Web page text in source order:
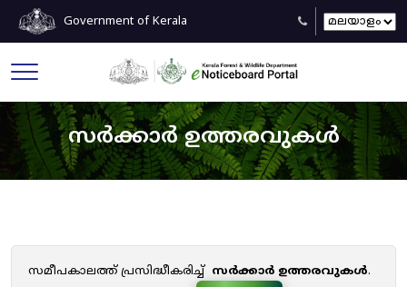
Government of Kerala
സർക്കാർ ഉത്തരവുകൾ
സമീപകാലത്ത് പ്രസിദ്ധീകരിച്ച് സർക്കാർ ഉത്തരവുകൾ.